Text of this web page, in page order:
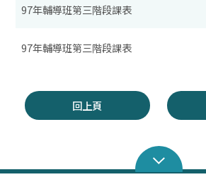
97年輔導班第三階段課表
97年輔導班第三階段課表
回上頁